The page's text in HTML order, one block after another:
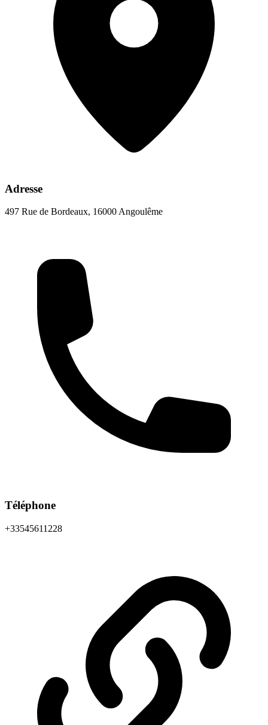
Adresse
497 Rue de Bordeaux, 16000 Angoulême
Téléphone
+33545611228